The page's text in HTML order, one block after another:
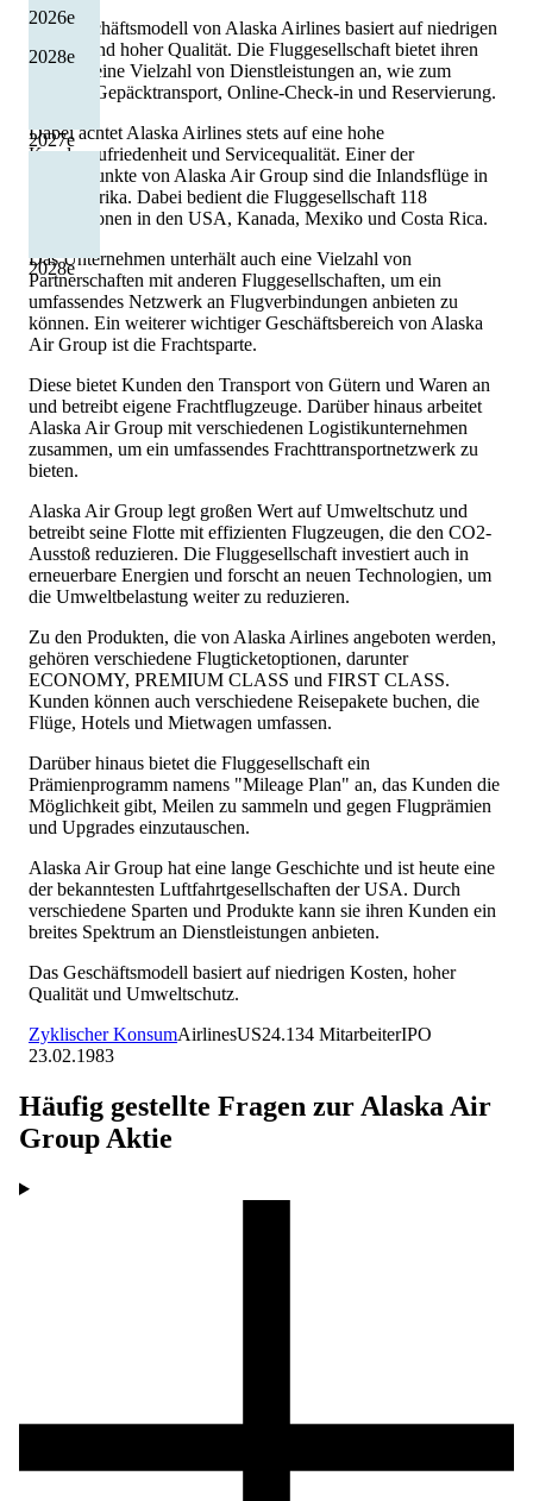
2028e
2026e
2027e
2028e
Das Geschäftsmodell von Alaska Airlines basiert auf niedrigen
Kosten und hoher Qualität. Die Fluggesellschaft bietet ihren
Kunden eine Vielzahl von Dienstleistungen an, wie zum
Beispiel Gepäcktransport, Online-Check-in und Reservierung.
Dabei achtet Alaska Airlines stets auf eine hohe
Kundenzufriedenheit und Servicequalität. Einer der
Schwerpunkte von Alaska Air Group sind die Inlandsflüge in
Nordamerika. Dabei bedient die Fluggesellschaft 118
Destinationen in den USA, Kanada, Mexiko und Costa Rica.
Das Unternehmen unterhält auch eine Vielzahl von
Partnerschaften mit anderen Fluggesellschaften, um ein
umfassendes Netzwerk an Flugverbindungen anbieten zu
können. Ein weiterer wichtiger Geschäftsbereich von Alaska
Air Group ist die Frachtsparte.
Diese bietet Kunden den Transport von Gütern und Waren an
und betreibt eigene Frachtflugzeuge. Darüber hinaus arbeitet
Alaska Air Group mit verschiedenen Logistikunternehmen
zusammen, um ein umfassendes Frachttransportnetzwerk zu
bieten.
Alaska Air Group legt großen Wert auf Umweltschutz und
betreibt seine Flotte mit effizienten Flugzeugen, die den CO2-
Ausstoß reduzieren. Die Fluggesellschaft investiert auch in
erneuerbare Energien und forscht an neuen Technologien, um
die Umweltbelastung weiter zu reduzieren.
Zu den Produkten, die von Alaska Airlines angeboten werden,
gehören verschiedene Flugticketoptionen, darunter
ECONOMY, PREMIUM CLASS und FIRST CLASS.
Kunden können auch verschiedene Reisepakete buchen, die
Flüge, Hotels und Mietwagen umfassen.
Darüber hinaus bietet die Fluggesellschaft ein
Prämienprogramm namens "Mileage Plan" an, das Kunden die
Möglichkeit gibt, Meilen zu sammeln und gegen Flugprämien
und Upgrades einzutauschen.
Alaska Air Group hat eine lange Geschichte und ist heute eine
der bekanntesten Luftfahrtgesellschaften der USA. Durch
verschiedene Sparten und Produkte kann sie ihren Kunden ein
breites Spektrum an Dienstleistungen anbieten.
Das Geschäftsmodell basiert auf niedrigen Kosten, hoher
Qualität und Umweltschutz.
Zyklischer KonsumAirlinesUS24.134 MitarbeiterIPO
23.02.1983
Häufig gestellte Fragen zur Alaska Air
Group Aktie